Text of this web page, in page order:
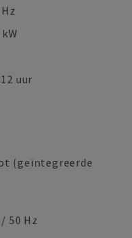
uur
(geïntegreerde
50 Hz